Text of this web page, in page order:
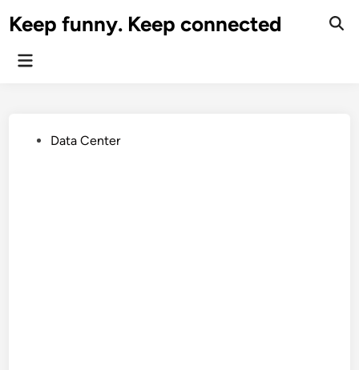
toKeep funny. Keep connected
Main
PostedData Center